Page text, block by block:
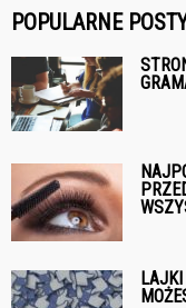
POPULARNE
LAJKI